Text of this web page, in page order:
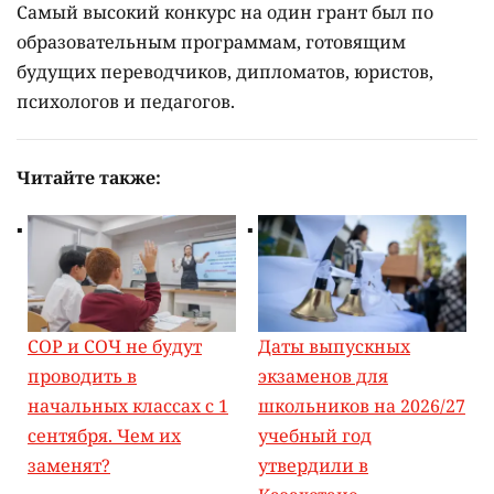
Самый высокий конкурс на один грант был по
образовательным программам, готовящим
будущих переводчиков, дипломатов, юристов,
психологов и педагогов.
Читайте также:
СОР и СОЧ не будут
проводить в
начальных классах с 1
сентября. Чем их
заменят?
Даты выпускных
экзаменов для
школьников на 2026/27
учебный год
утвердили в